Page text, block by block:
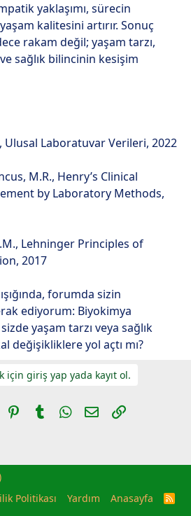
yaklaşımı, sürecin
kalitesini artırır. Sonuç
rakam değil; yaşam tarzı,
sağlık bilincinin kesişim
Ulusal Laboratuvar Verileri, 2022
M.R., Henry’s Clinical
by Laboratory Methods,
Lehninger Principles of
2017
forumda sizin
ediyorum: Biyokimya
yaşam tarzı veya sağlık
değişikliklere yol açtı mı?
için giriş yap yada kayıt ol.
Pinterest
TumblrWhatsApp
E-postaLink
Politikası Yardım Anasayfa
R